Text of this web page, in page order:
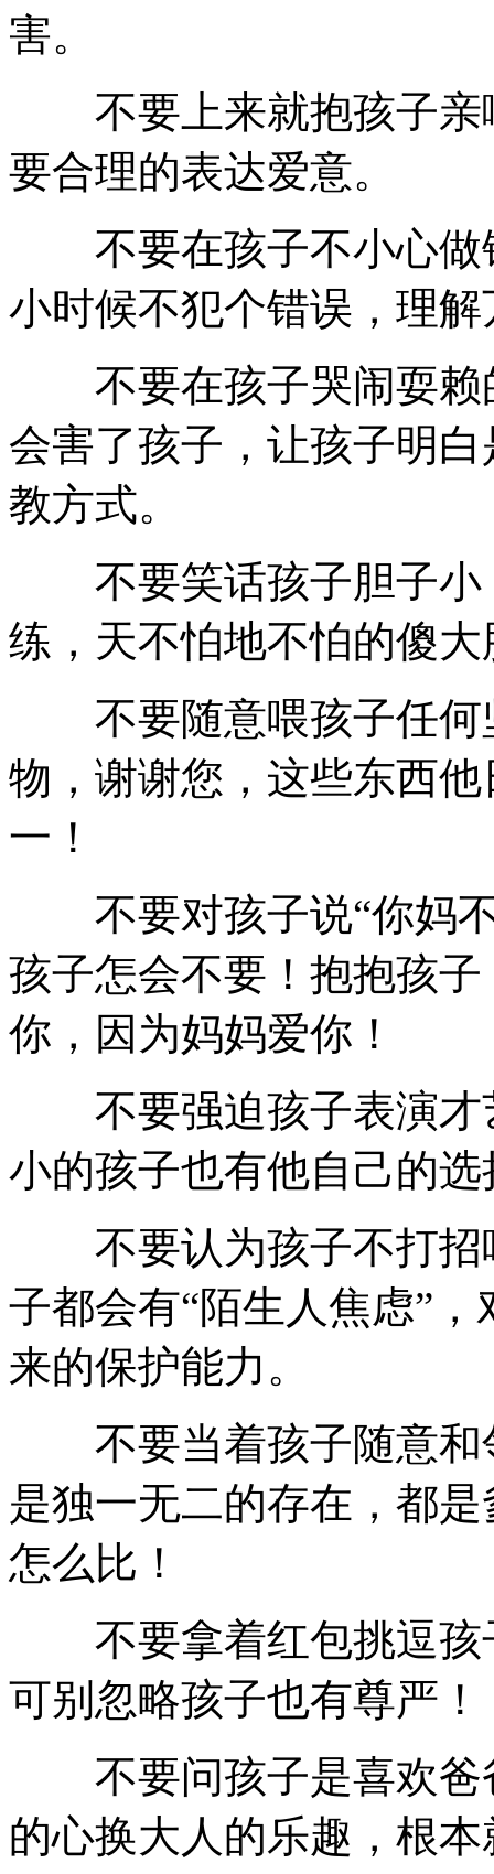
害。
不要上来就抱孩子亲
要合理的表达爱意。
不要在孩子不小心做
小时候不犯个错误，理解
不要在孩子哭闹耍赖
会害了孩子，让孩子明
教方式。
不要笑话孩子胆子小
练，天不怕地不怕的傻
不要随意喂孩子任何
物，谢谢您，这些东西
一！
不要对孩子说“你妈不
孩子怎会不要！抱抱孩
你，因为妈妈爱你！
不要强迫孩子表演才
小的孩子也有他自己的选
不要认为孩子不打招
子都会有“陌生人焦虑”
来的保护能力。
不要当着孩子随意和
是独一无二的存在，都
怎么比！
不要拿着红包挑逗孩
可别忽略孩子也有尊严！
不要问孩子是喜欢爸
的心换大人的乐趣，根